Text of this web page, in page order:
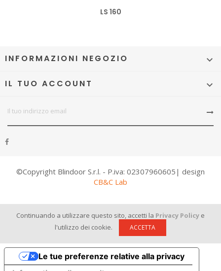
LS 160
INFORMAZIONI NEGOZIO 
IL TUO ACCOUNT 
©Copyright Blindoor S.r.l. - P.iva: 02307960605| design
CB&C Lab
Continuando a utilizzare questo sito, accetti la Privacy Policy e
l'utilizzo dei cookie.
ACCETTA
Le tue preferenze relative alla privacy